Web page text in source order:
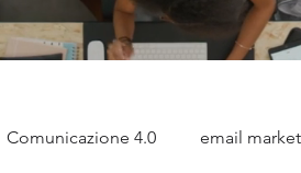
Comunicazione 4.0 email